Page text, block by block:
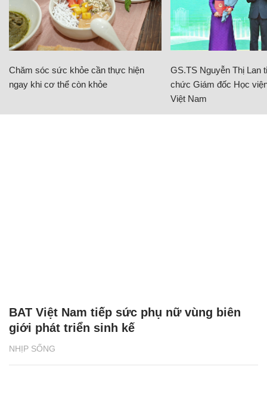
Chăm sóc sức khỏe cần thực hiện
ngay khi cơ thể còn khỏe
GS.TS Nguyễn Thị Lan
chức Giám đốc Học
Việt Nam
NHỊP SỐNG
BAT Việt Nam tiếp sức phụ nữ vùng biên
giới phát triển sinh kế